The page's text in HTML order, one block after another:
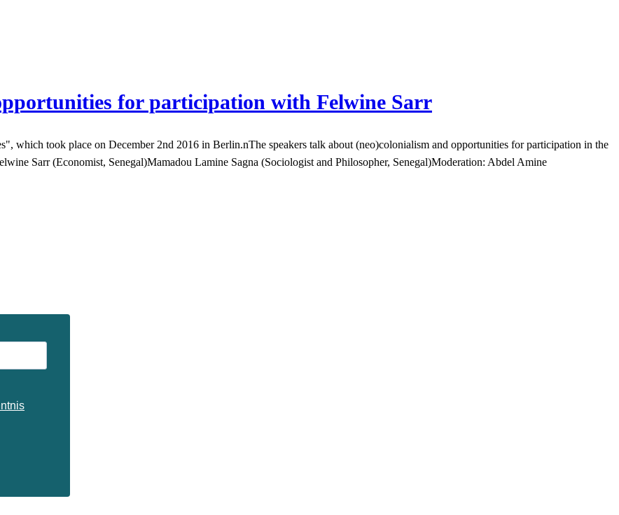
for participation with Felwine Sarr
which took place on December 2nd 2016 in Berlin.nThe speakers talk about (neo)colonialism and opportunities for participation in the
Sarr (Economist, Senegal)Mamadou Lamine Sagna (Sociologist and Philosopher, Senegal)Moderation: Abdel Amine